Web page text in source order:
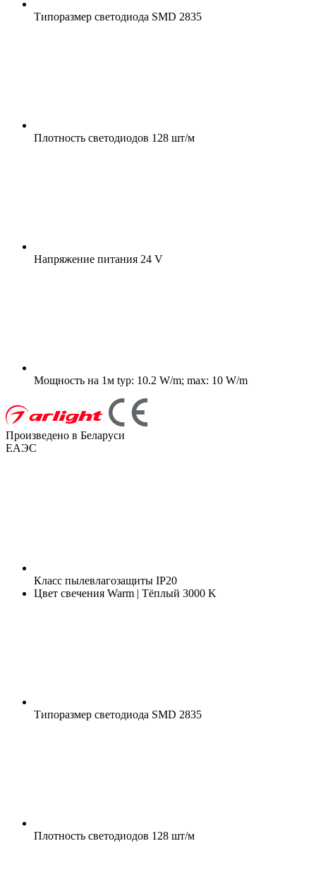
Типоразмер светодиода SMD 2835
Плотность светодиодов 128 шт/м
Напряжение питания 24 V
Мощность на 1м typ: 10.2 W/m; max: 10 W/m
Произведено в Беларуси
ЕАЭС
Класс пылевлагозащиты IP20
Цвет свечения Warm | Тёплый 3000 K
Типоразмер светодиода SMD 2835
Плотность светодиодов 128 шт/м